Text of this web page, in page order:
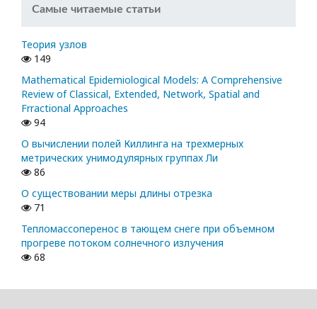
Самые читаемые статьи
Теория узлов
149
Mathematical Epidemiological Models: A Comprehensive
Review of Classical, Extended, Network, Spatial and
Frractional Approaches
94
О вычислении полей Киллинга на трехмерных
метрических унимодулярных группах Ли
86
О существовании меры длины отрезка
71
Тепломассоперенос в тающем снеге при объемном
прогреве потоком солнечного излучения
68